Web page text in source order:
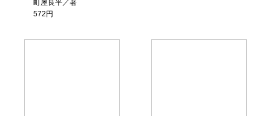
町屋良平／著
572円